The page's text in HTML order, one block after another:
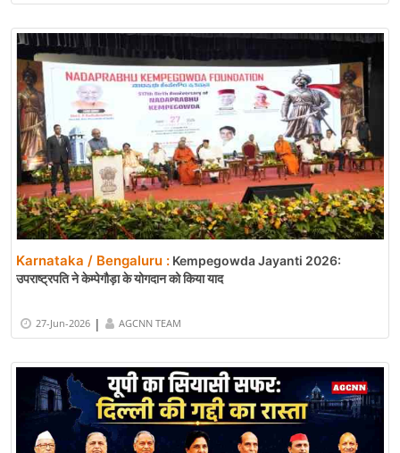
Karnataka / Bengaluru : Kempegowda Jayanti 2026:
उपराष्ट्रपति ने केम्पेगौड़ा के योगदान को किया याद
27-Jun-2026 | AGCNN TEAM